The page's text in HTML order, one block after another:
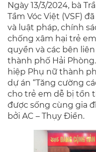
Ngày 13/3/2024, bà
Tầm Vóc Việt (VSF)
và luật pháp, chính
chống xâm hại trẻ
quyền và các bên
thành phố Hải
hiệp Phụ nữ thành
dự án “Tăng cường
cho trẻ em dễ bị tổn
được sống cùng gia
bởi AC – Thụy Điển.